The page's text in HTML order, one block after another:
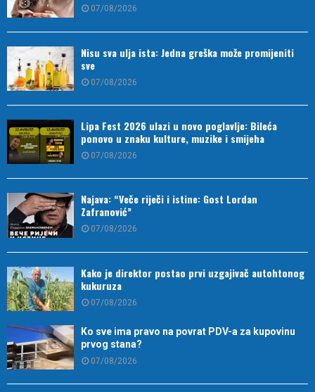
07/08/2026
Nisu sva ulja ista: Jedna greška može promijeniti
sve
07/08/2026
Lipa Fest 2026 ulazi u novo poglavlje: Bileća
ponovo u znaku kulture, muzike i smijeha
07/08/2026
Najava: “Veče riječi i istine: Gost Lordan
Zafranović”
07/08/2026
Kako je direktor postao prvi uzgajivač autohtonog
kukuruza
07/08/2026
Ko sve ima pravo na povrat PDV-a za kupovinu
prvog stana?
07/08/2026